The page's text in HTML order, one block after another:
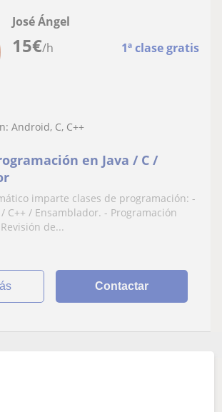
15€/h 1ª clase gratis
José Ángel
Android, C, C++
en Java / C /
imparte clases de programación: -
/ C++ / Ensamblador. - Programación
de...
Contactar
es bastante especifica